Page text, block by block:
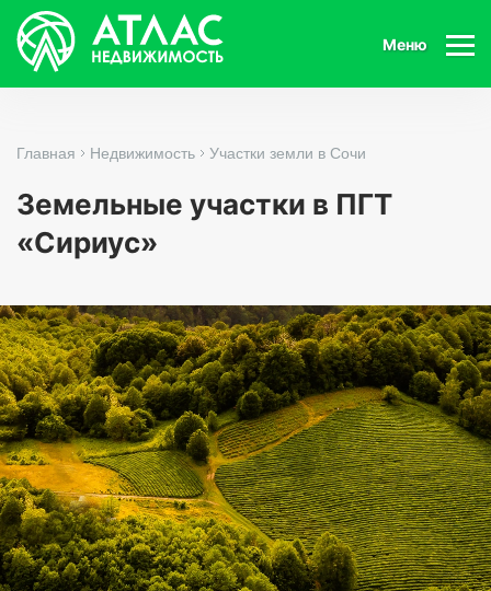
Меню
Главная Недвижимость Участки земли в Сочи
Земельные участки в ПГТ
«Сириус»